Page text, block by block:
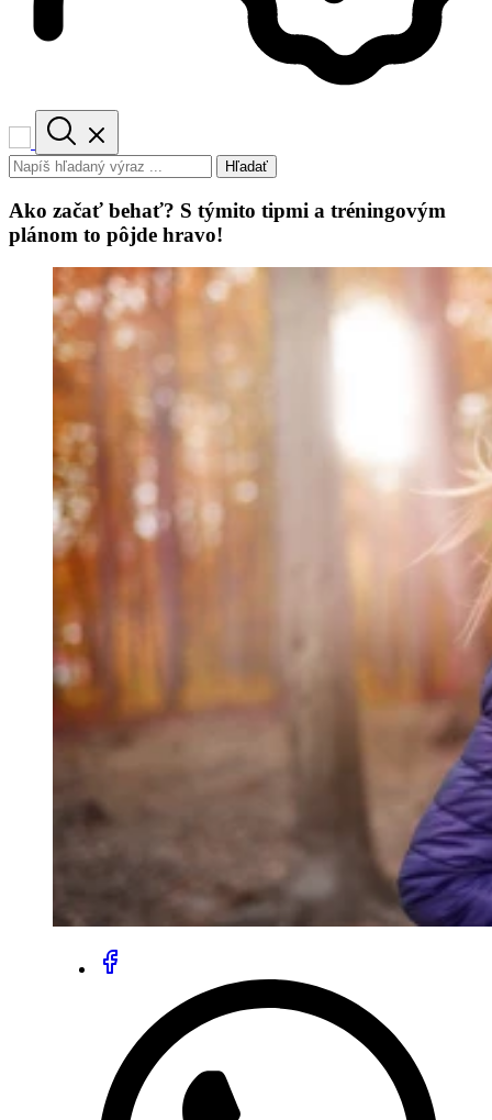
Hľadať
Ako začať behať? S týmito tipmi a tréningovým
plánom to pôjde hravo!